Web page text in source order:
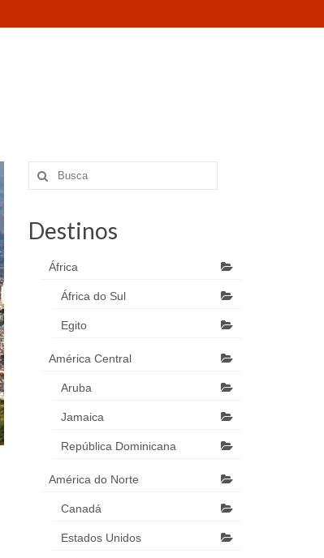
Destinos
África
África do Sul
Egito
América Central
Aruba
Jamaica
República Dominicana
América do Norte
Canadá
Estados Unidos